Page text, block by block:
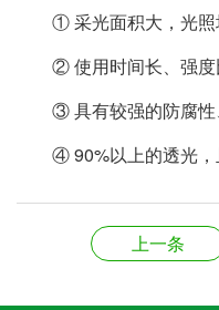
① 采光面积大，光照
② 使用时间长、强度
③ 具有较强的防腐性
④ 90%以上的透光，
上一条